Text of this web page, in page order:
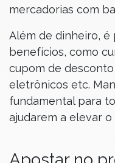
mercadorias com
Além de dinheiro,
benefícios, como
cupom de
eletrônicos etc.
fundamental para
ajudarem a elevar